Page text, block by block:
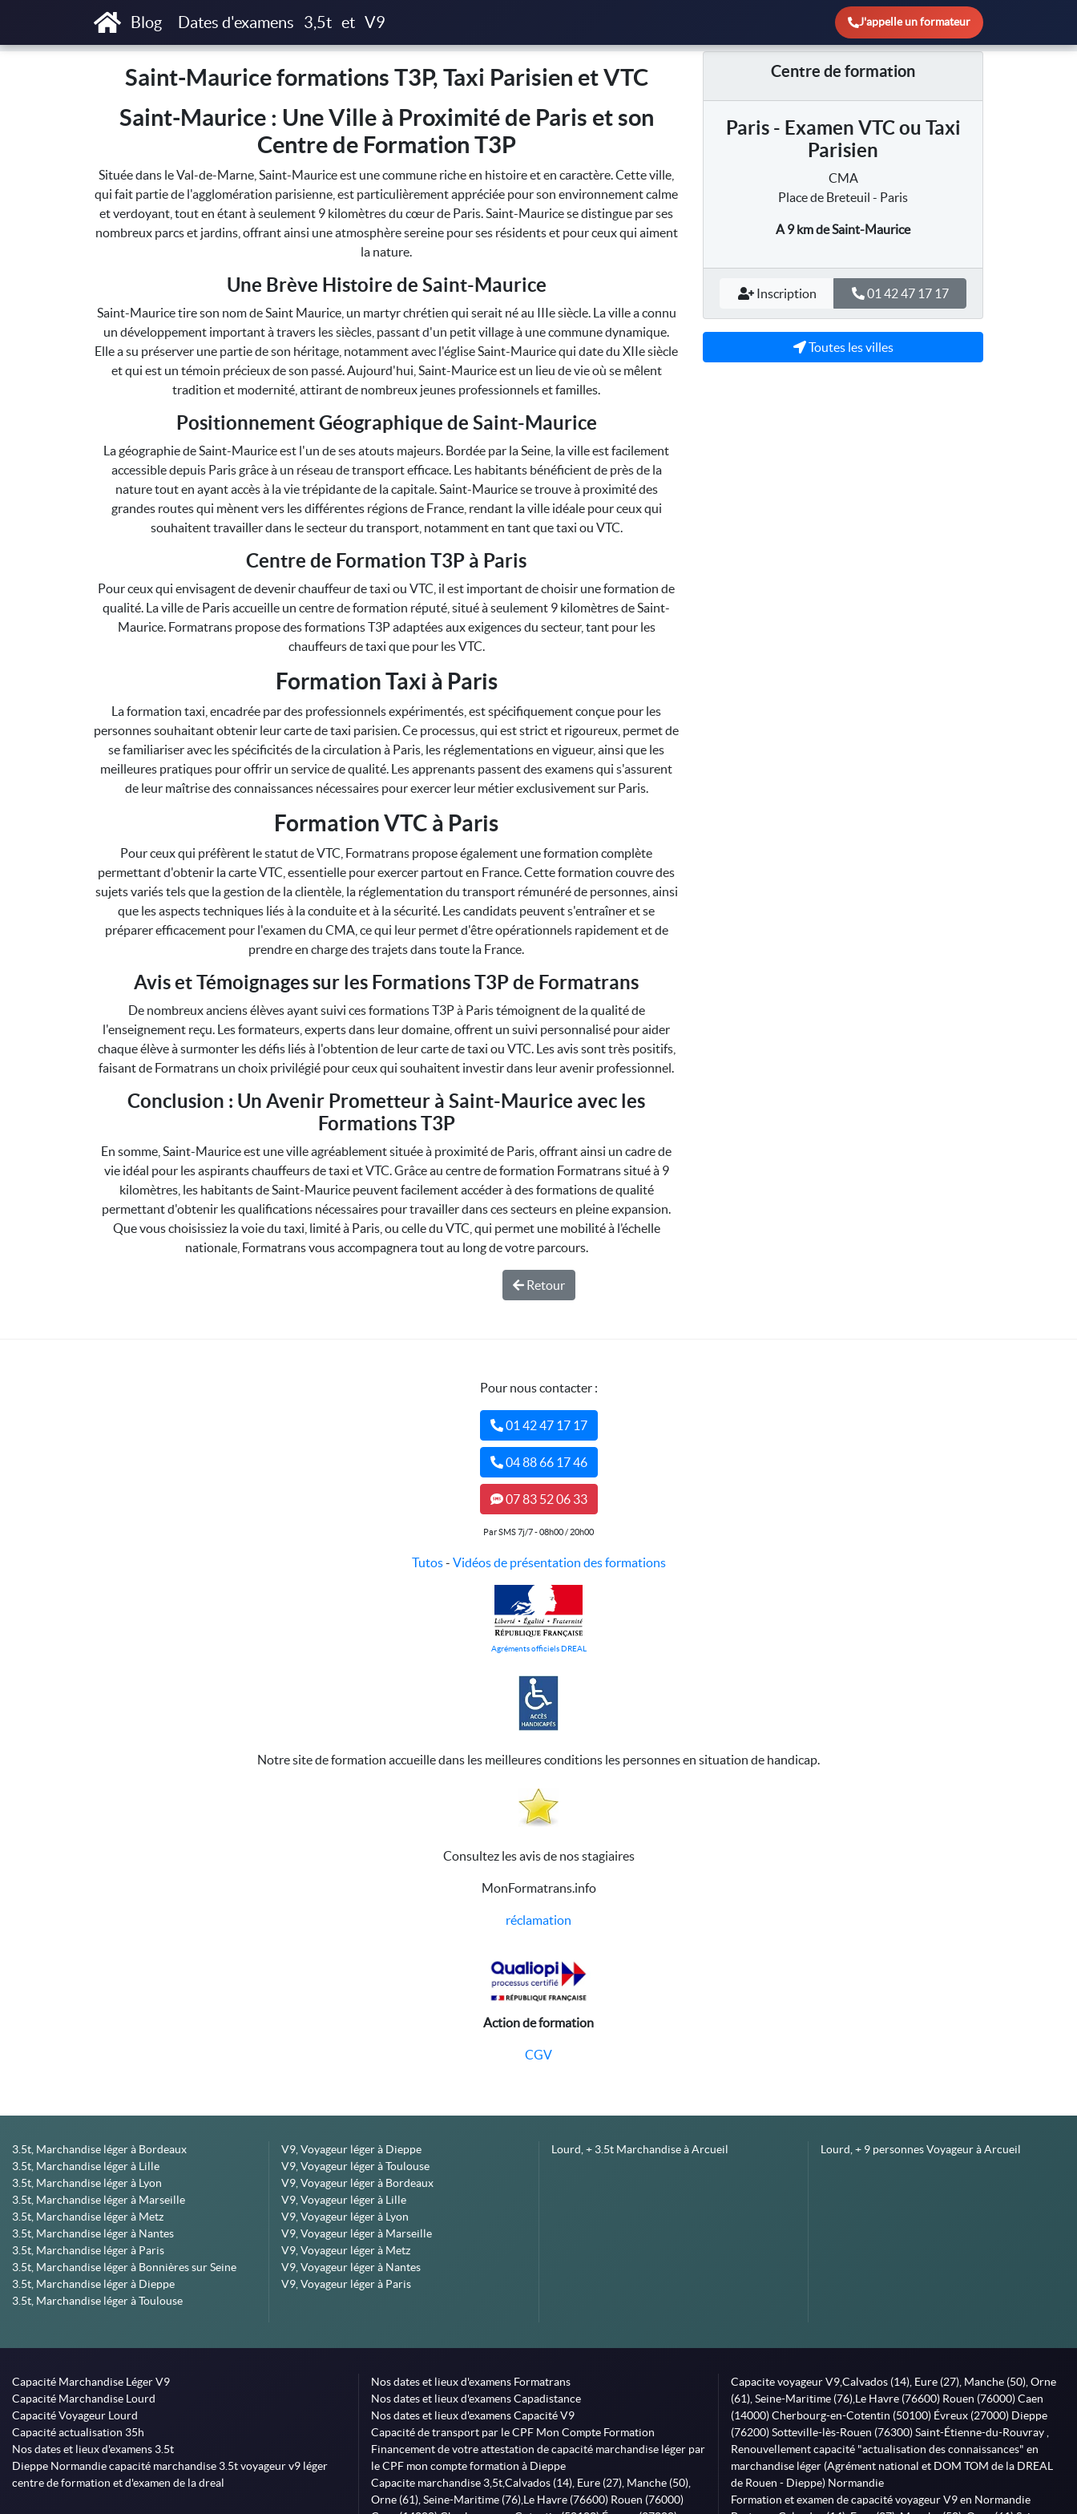
Blog Dates d'examens 3,5t et V9 J'appelle un formateur
Accueil Saint-Maurice formations T3P, Taxi Parisien et VTC
Saint-Maurice formations T3P, Taxi Parisien et VTC
Saint-Maurice : Une Ville à Proximité de Paris et son
Centre de Formation T3P
Située dans le Val-de-Marne, Saint-Maurice est une commune riche en histoire et en caractère. Cette ville,
qui fait partie de l'agglomération parisienne, est particulièrement appréciée pour son environnement calme
et verdoyant, tout en étant à seulement 9 kilomètres du cœur de Paris. Saint-Maurice se distingue par ses
nombreux parcs et jardins, offrant ainsi une atmosphère sereine pour ses résidents et pour ceux qui aiment
la nature.
Une Brève Histoire de Saint-Maurice
Saint-Maurice tire son nom de Saint Maurice, un martyr chrétien qui serait né au IIIe siècle. La ville a connu
un développement important à travers les siècles, passant d'un petit village à une commune dynamique.
Elle a su préserver une partie de son héritage, notamment avec l'église Saint-Maurice qui date du XIIe siècle
et qui est un témoin précieux de son passé. Aujourd'hui, Saint-Maurice est un lieu de vie où se mêlent
tradition et modernité, attirant de nombreux jeunes professionnels et familles.
Positionnement Géographique de Saint-Maurice
La géographie de Saint-Maurice est l'un de ses atouts majeurs. Bordée par la Seine, la ville est facilement
accessible depuis Paris grâce à un réseau de transport efficace. Les habitants bénéficient de près de la
nature tout en ayant accès à la vie trépidante de la capitale. Saint-Maurice se trouve à proximité des
grandes routes qui mènent vers les différentes régions de France, rendant la ville idéale pour ceux qui
souhaitent travailler dans le secteur du transport, notamment en tant que taxi ou VTC.
Centre de Formation T3P à Paris
Pour ceux qui envisagent de devenir chauffeur de taxi ou VTC, il est important de choisir une formation de
qualité. La ville de Paris accueille un centre de formation réputé, situé à seulement 9 kilomètres de Saint-
Maurice. Formatrans propose des formations T3P adaptées aux exigences du secteur, tant pour les
chauffeurs de taxi que pour les VTC.
Formation Taxi à Paris
La formation taxi, encadrée par des professionnels expérimentés, est spécifiquement conçue pour les
personnes souhaitant obtenir leur carte de taxi parisien. Ce processus, qui est strict et rigoureux, permet de
se familiariser avec les spécificités de la circulation à Paris, les réglementations en vigueur, ainsi que les
meilleures pratiques pour offrir un service de qualité. Les apprenants passent des examens qui s'assurent
de leur maîtrise des connaissances nécessaires pour exercer leur métier exclusivement sur Paris.
Formation VTC à Paris
Pour ceux qui préfèrent le statut de VTC, Formatrans propose également une formation complète
permettant d'obtenir la carte VTC, essentielle pour exercer partout en France. Cette formation couvre des
sujets variés tels que la gestion de la clientèle, la réglementation du transport rémunéré de personnes, ainsi
que les aspects techniques liés à la conduite et à la sécurité. Les candidats peuvent s'entraîner et se
préparer efficacement pour l'examen du CMA, ce qui leur permet d'être opérationnels rapidement et de
prendre en charge des trajets dans toute la France.
Avis et Témoignages sur les Formations T3P de Formatrans
De nombreux anciens élèves ayant suivi ces formations T3P à Paris témoignent de la qualité de
l'enseignement reçu. Les formateurs, experts dans leur domaine, offrent un suivi personnalisé pour aider
chaque élève à surmonter les défis liés à l'obtention de leur carte de taxi ou VTC. Les avis sont très positifs,
faisant de Formatrans un choix privilégié pour ceux qui souhaitent investir dans leur avenir professionnel.
Conclusion : Un Avenir Prometteur à Saint-Maurice avec les
Formations T3P
En somme, Saint-Maurice est une ville agréablement située à proximité de Paris, offrant ainsi un cadre de
vie idéal pour les aspirants chauffeurs de taxi et VTC. Grâce au centre de formation Formatrans situé à 9
kilomètres, les habitants de Saint-Maurice peuvent facilement accéder à des formations de qualité
permettant d'obtenir les qualifications nécessaires pour travailler dans ces secteurs en pleine expansion.
Que vous choisissiez la voie du taxi, limité à Paris, ou celle du VTC, qui permet une mobilité à l’échelle
nationale, Formatrans vous accompagnera tout au long de votre parcours.
Centre de formation
Paris - Examen VTC ou Taxi
Parisien
CMA
Place de Breteuil - Paris
A 9 kmde Saint-Maurice
Inscription 01 42 47 17 17
Toutes les villes
Retour
Pour nous contacter :
01 42 47 17 17
04 88 66 17 46
07 83 52 06 33
Par SMS 7j/7 - 08h00 / 20h00
Tutos- Vidéos de présentation des formations
Agréments officiels DREAL
Notre site de formation accueille dans les meilleures conditions les personnes en situation de handicap.
Consultez les avis de nos stagiaires
MonFormatrans.info
réclamation
Action de formation
CGV
3.5t, Marchandise léger à Bordeaux
3.5t, Marchandise léger à Lille
3.5t, Marchandise léger à Lyon
3.5t, Marchandise léger à Marseille
3.5t, Marchandise léger à Metz
3.5t, Marchandise léger à Nantes
3.5t, Marchandise léger à Paris
3.5t, Marchandise léger à Bonnières sur Seine
3.5t, Marchandise léger à Dieppe
3.5t, Marchandise léger à Toulouse
V9, Voyageur léger à Dieppe
V9, Voyageur léger à Toulouse
V9, Voyageur léger à Bordeaux
V9, Voyageur léger à Lille
V9, Voyageur léger à Lyon
V9, Voyageur léger à Marseille
V9, Voyageur léger à Metz
V9, Voyageur léger à Nantes
V9, Voyageur léger à Paris
Lourd, + 3.5t Marchandise à Arcueil Lourd, + 9 personnes Voyageur à Arcueil
Capacité Marchandise Léger V9
Capacité Marchandise Lourd
Capacité Voyageur Lourd
Capacité actualisation 35h
Nos dates et lieux d'examens 3.5t
Dieppe Normandie capacité marchandise 3.5t voyageur v9 léger
centre de formation et d'examen de la dreal
Nos dates et lieux d'examens Formatrans
Nos dates et lieux d'examens Capadistance
Nos dates et lieux d'examens Capacité V9
Capacité de transport par le CPF Mon Compte Formation
Financement de votre attestation de capacité marchandise léger par
le CPF mon compte formation à Dieppe
Capacite marchandise 3,5t,Calvados (14), Eure (27), Manche (50),
Orne (61), Seine-Maritime (76),Le Havre (76600) Rouen (76000)
Capacite voyageur V9,Calvados (14), Eure (27), Manche (50), Orne
(61), Seine-Maritime (76),Le Havre (76600) Rouen (76000) Caen
(14000) Cherbourg-en-Cotentin (50100) Évreux (27000) Dieppe
(76200) Sotteville-lès-Rouen (76300) Saint-Étienne-du-Rouvray ,
Renouvellement capacité "actualisation des connaissances" en
marchandise léger (Agrément national et DOM TOM de la DREAL
de Rouen - Dieppe) Normandie
Formation et examen de capacité voyageur V9 en Normandie